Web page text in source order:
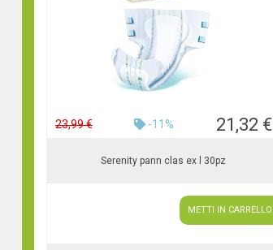
23,99 € -11% 21,32 €
Serenity pann clas ex l 30pz
METTI IN CARRELLO